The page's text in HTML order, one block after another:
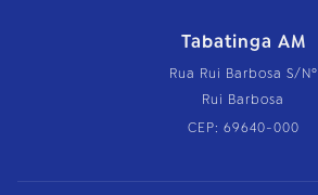
Tabatinga AM
Rua Rui Barbosa S/Nº
Rui Barbosa
CEP: 69640-000